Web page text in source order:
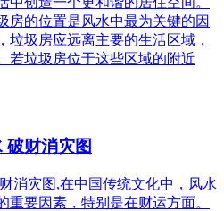
房的位置是风水中最为关键的因
垃圾房应远离主要的生活区域，
若垃圾房位于这些区域的附近
破财消灾图
消灾图,在中国传统文化中，风水
重要因素，特别是在财运方面。